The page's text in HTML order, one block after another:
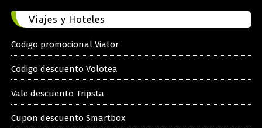
Viajes y Hoteles
Codigo promocional Viator
Codigo descuento Volotea
Vale descuento Tripsta
Cupon descuento Smartbox